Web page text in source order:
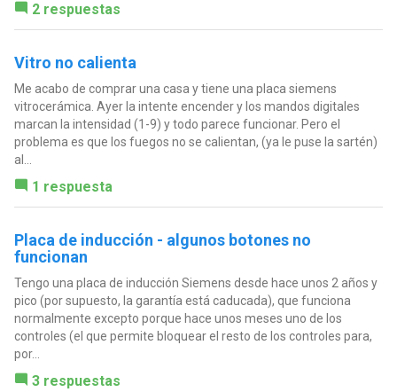
2 respuestas
Vitro no calienta
Me acabo de comprar una casa y tiene una placa siemens
vitrocerámica. Ayer la intente encender y los mandos digitales
marcan la intensidad (1-9) y todo parece funcionar. Pero el
problema es que los fuegos no se calientan, (ya le puse la sartén)
al...
1 respuesta
Placa de inducción - algunos botones no
funcionan
Tengo una placa de inducción Siemens desde hace unos 2 años y
pico (por supuesto, la garantía está caducada), que funciona
normalmente excepto porque hace unos meses uno de los
controles (el que permite bloquear el resto de los controles para,
por...
3 respuestas